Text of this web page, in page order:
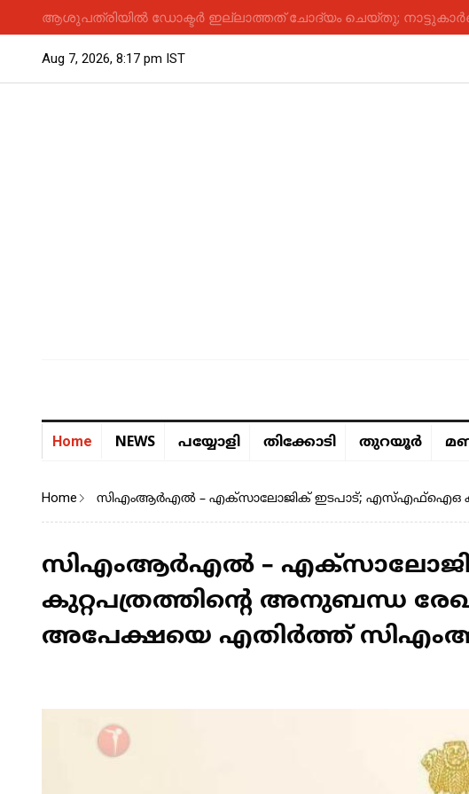
ആശുപത്രിയിൽ ഡോക്ടർ ഇല്ലാത്തത് ചോദ്യം ചെയ്തു;
Aug 7, 2026, 8:17 pm IST
Home NEWS പയ്യോളി തിക്കോടി തുറയൂര്‍
Home സിഎംആർഎൽ – എക്‌സാലോജിക് ഇടപാട്; എസ്എഫ്‌ഐഒ
സിഎംആർഎൽ –
കുറ്റപത്രത്തിന്റെ അനുബന്ധ
അപേക്ഷയെ എതിർത്ത്